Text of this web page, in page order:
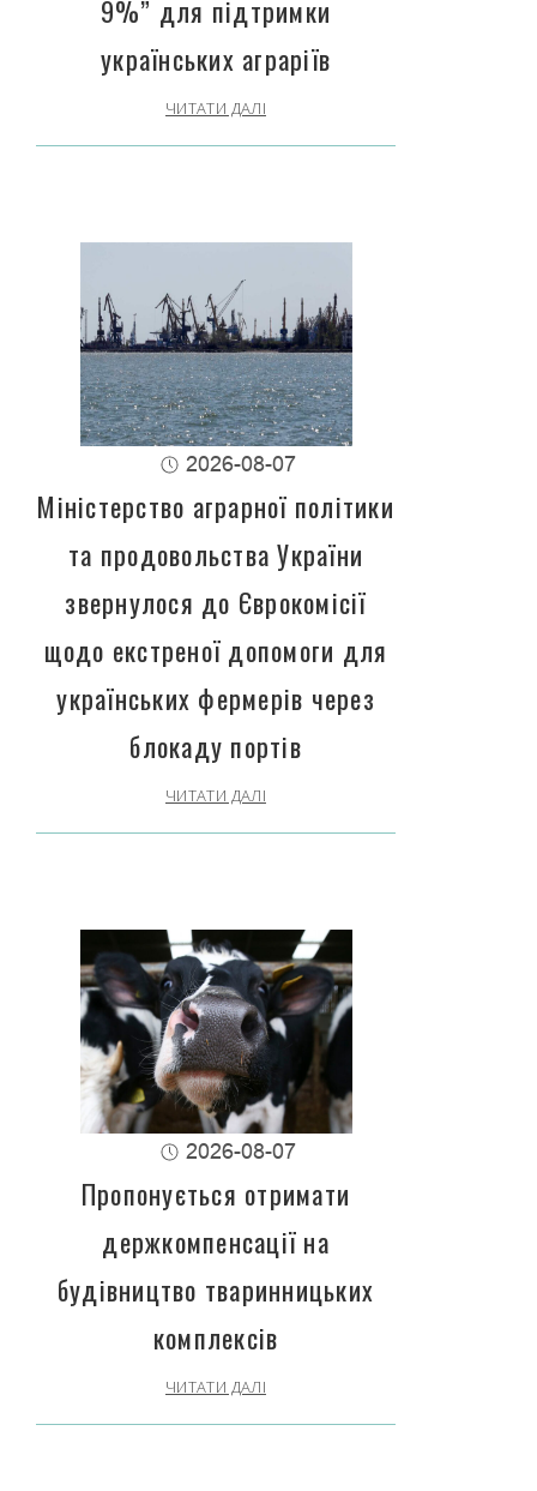
9%” для підтримки
українських аграріїв
ЧИТАТИ ДАЛІ
2026-08-07
Міністерство аграрної політики
та продовольства України
звернулося до Єврокомісії
щодо екстреної допомоги для
українських фермерів через
блокаду портів
ЧИТАТИ ДАЛІ
2026-08-07
Пропонується отримати
держкомпенсації на
будівництво тваринницьких
комплексів
ЧИТАТИ ДАЛІ